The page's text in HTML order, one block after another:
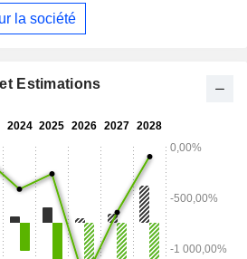
vivo. Ce portefeuille repose sur trois
Les produits candidats utilisant
ses exosomes dérivés de Treg
sa thérapie cellulaire à base
produits candidats de la série 300
le COYA 301 et le COYA 302.
la société
Estimations